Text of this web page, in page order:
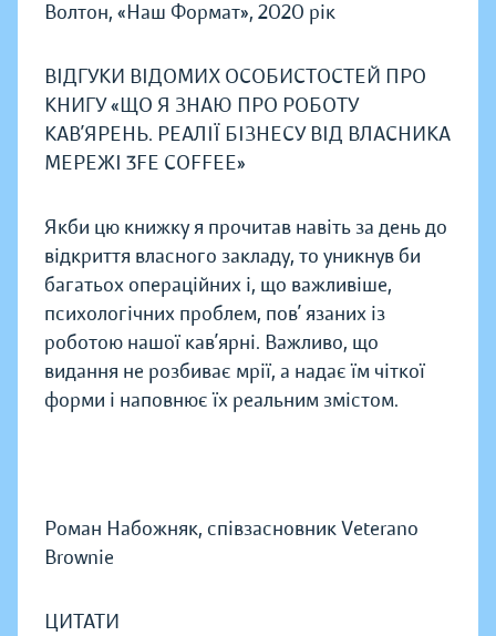
Волтон, «Наш Формат», 2020 рік
ВІДГУКИ ВІДОМИХ ОСОБИСТОСТЕЙ ПРО
КНИГУ «ЩО Я ЗНАЮ ПРО РОБОТУ
КАВ’ЯРЕНЬ. РЕАЛІЇ БІЗНЕСУ ВІД ВЛАСНИКА
МЕРЕЖІ 3FE COFFEE»
Якби цю книжку я прочитав навіть за день до
відкриття власного закладу, то уникнув би
багатьох операційних і, що важливіше,
психологічних проблем, пов’ язаних із
роботою нашої кав’ярні. Важливо, що
видання не розбиває мрії, а надає їм чіткої
форми і наповнює їх реальним змістом.
Роман Набожняк, співзасновник Veterano
Brownie
ЦИТАТИ